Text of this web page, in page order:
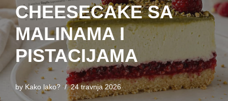
CHEESECAKE SA
MALINAMA I
PISTACIJAMA
by Kako lako? 24 travnja 2026